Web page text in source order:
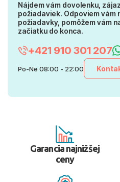
Nájdem vám dovolenku,
požiadaviek. Odpoviem vám
požiadavky, pomôžem vám
začiatku do konca.
+421 910 301 207
Po-Ne 08:00 - 22:00
Garancia najnižšej
ceny